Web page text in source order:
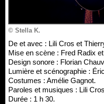
© Stella K.
De et avec : Lili Cros et
Mise en scène : Fred Radix
Design sonore : Florian
Lumière et scénographie :
Costumes : Amélie Gagnot.
Paroles et musiques : Lili
Durée : 1 h 30.